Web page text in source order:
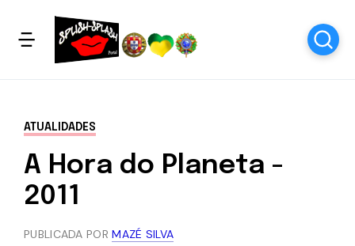
ATUALIDADES
A Hora do Planeta -
2011
PUBLICADA PORMAZÉ SILVA